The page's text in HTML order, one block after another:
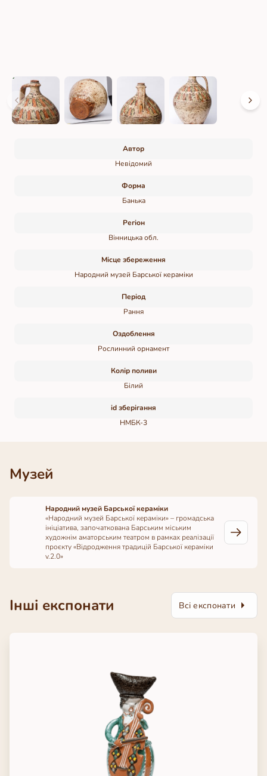
Автор
Невідомий
Форма
Банька
Регіон
Вінницька обл.
Місце збереження
Народний музей Барської кераміки
Період
Рання
Оздоблення
Рослинний орнамент
Колір поливи
Білий
id зберігання
НМБК-3
Музей
Народний музей Барської кераміки
«Народний музей Барської кераміки» – громадська
ініціатива, започаткована Барським міським
художнім аматорським театром в рамках реалізації
проєкту «Відродження традицій Барської кераміки
v.2.0»
Інші експонати Всі експонати